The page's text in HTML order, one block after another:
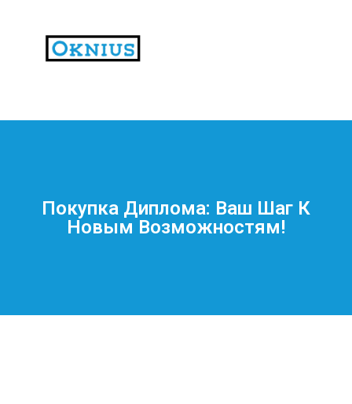
На
впечатлениями
Покупка Диплома: Ваш Шаг К
Новым Возможностям!